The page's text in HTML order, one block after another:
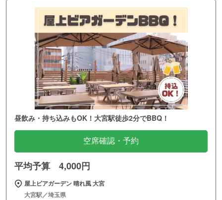
昼飲み・持ち込みもOK！大宮駅徒歩2分でBBQ！
空席確認・予約
平均予算 4,000円
屋上ビアガーデン 晴れ風 大宮
大宮駅／埼玉県